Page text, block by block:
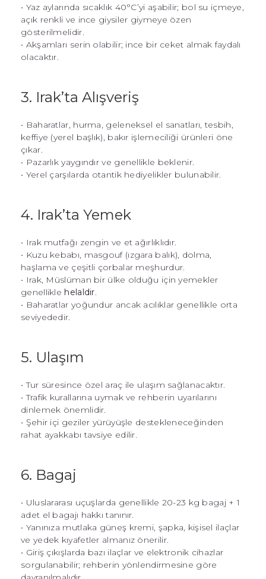
• Yaz aylarında sıcaklık 40°C’yi aşabilir; bol su içmeye,
açık renkli ve ince giysiler giymeye özen
gösterilmelidir.
• Akşamları serin olabilir; ince bir ceket almak faydalı
olacaktır.
3. Irak’ta Alışveriş
• Baharatlar, hurma, geleneksel el sanatları, tesbih,
keffiye (yerel başlık), bakır işlemeciliği ürünleri öne
çıkar.
• Pazarlık yaygındır ve genellikle beklenir.
• Yerel çarşılarda otantik hediyelikler bulunabilir.
4. Irak’ta Yemek
• Irak mutfağı zengin ve et ağırlıklıdır.
• Kuzu kebabı, masgouf (ızgara balık), dolma,
haşlama ve çeşitli çorbalar meşhurdur.
• Irak, Müslüman bir ülke olduğu için yemekler
genellikle helaldir.
• Baharatlar yoğundur ancak acılıklar genellikle orta
seviyededir.
5. Ulaşım
• Tur süresince özel araç ile ulaşım sağlanacaktır.
• Trafik kurallarına uymak ve rehberin uyarılarını
dinlemek önemlidir.
• Şehir içi geziler yürüyüşle destekleneceğinden
rahat ayakkabı tavsiye edilir.
6. Bagaj
• Uluslararası uçuşlarda genellikle 20-23 kg bagaj + 1
adet el bagajı hakkı tanınır.
• Yanınıza mutlaka güneş kremi, şapka, kişisel ilaçlar
ve yedek kıyafetler almanız önerilir.
• Giriş çıkışlarda bazı ilaçlar ve elektronik cihazlar
sorgulanabilir; rehberin yönlendirmesine göre